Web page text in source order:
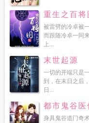
重生之百将
被雷劈的冷卓被
而跟随冷卓一同
上...
末世起源
一切的开端只是
到，在末日之后
日...
都市鬼谷医
身具鬼谷道门奇